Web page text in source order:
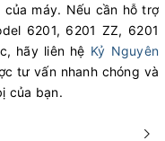
máy. Nếu cần hỗ trợ
6201, 6201 ZZ, 6201
hãy liên hệ Kỷ Nguyên
tư vấn nhanh chóng và
của bạn.